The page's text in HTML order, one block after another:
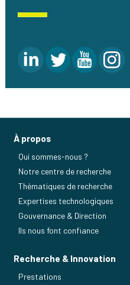
À propos
Qui sommes-nous ?
Notre centre de recherche
Thématiques de recherche
Expertises technologiques
Gouvernance & Direction
Ils nous font confiance
Recherche & Innovation
Prestations